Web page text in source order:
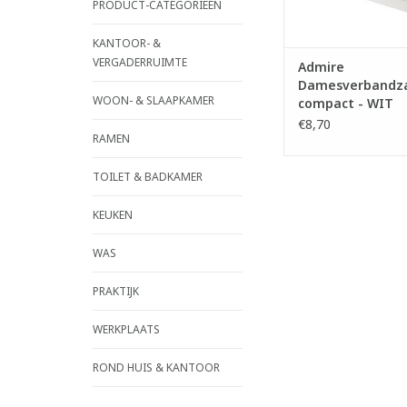
PRODUCT-CATEGORIEËN
KANTOOR- &
VERGADERRUIMTE
WOON- & SLAAPKAMER
RAMEN
TOILET & BADKAMER
KEUKEN
WAS
PRAKTIJK
WERKPLAATS
ROND HUIS & KANTOOR
TOEVOEGEN AAN
Admire
compact - WIT
€8,70